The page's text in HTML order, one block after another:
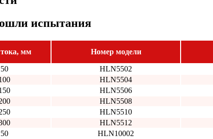
испытания
мм Номер модели
50 HLN5502
HLN5504
HLN5506
HLN5508
HLN5510
HLN5512
50 HLN10002